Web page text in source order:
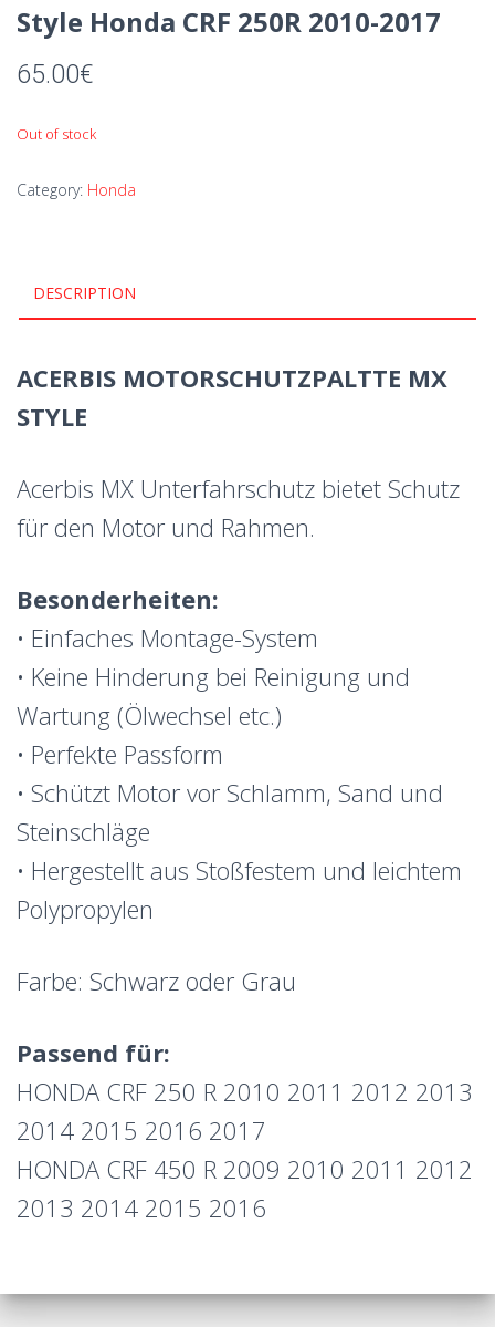
Style Honda CRF 250R 2010-2017
65.00€
Out of stock
Category: Honda
DESCRIPTION
ACERBIS MOTORSCHUTZPALTTE MX
STYLE
Acerbis MX Unterfahrschutz bietet Schutz
für den Motor und Rahmen.
Besonderheiten:
• Einfaches Montage-System
• Keine Hinderung bei Reinigung und
Wartung (Ölwechsel etc.)
• Perfekte Passform
• Schützt Motor vor Schlamm, Sand und
Steinschläge
• Hergestellt aus Stoßfestem und leichtem
Polypropylen
Farbe: Schwarz oder Grau
Passend für:
HONDA CRF 250 R 2010 2011 2012 2013
2014 2015 2016 2017
HONDA CRF 450 R 2009 2010 2011 2012
2013 2014 2015 2016